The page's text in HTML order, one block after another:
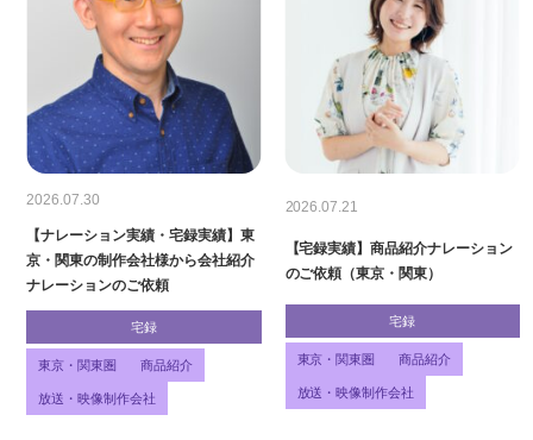
2026.07.30
【ナレーション実績・宅録実績】東
京・関東の制作会社様から会社紹介
ナレーションのご依頼
宅録
東京・関東圏 商品紹介
放送・映像制作会社
2026.07.21
【宅録実績】商品紹介ナレーション
のご依頼（東京・関東）
宅録
東京・関東圏 商品紹介
放送・映像制作会社